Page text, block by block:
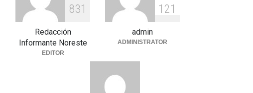
831
Redacción
Informante Noreste
EDITOR
1 21
admin
ADMINISTRATOR